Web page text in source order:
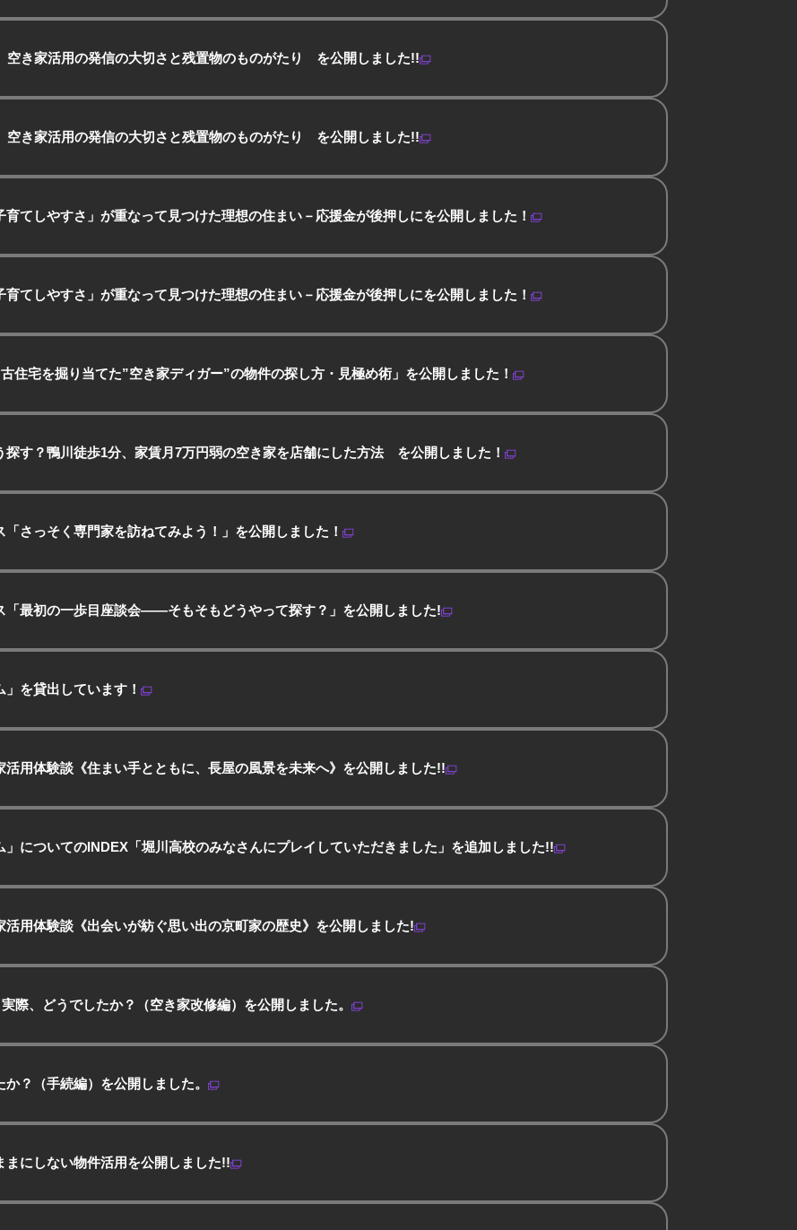
空き家活用の発信の大切さと残置物のものがたり を公開しました!!
空き家活用の発信の大切さと残置物のものがたり を公開しました!!
育てしやすさ」が重なって見つけた理想の住まい－応援金が後押しにを公開しました！
育てしやすさ」が重なって見つけた理想の住まい－応援金が後押しにを公開しました！
住宅を掘り当てた”空き家ディガー”の物件の探し方・見極め術」を公開しました！
探す？鴨川徒歩1分、家賃月7万円弱の空き家を店舗にした方法 を公開しました！
「さっそく専門家を訪ねてみよう！」を公開しました！
「最初の一歩目座談会——そもそもどうやって探す？」を公開しました!
」を貸出しています！
用体験談《住まい手とともに、長屋の風景を未来へ》を公開しました!!
」についてのINDEX「堀川高校のみなさんにプレイしていただきました」を追加しました!!
用体験談《出会いが紡ぐ思い出の京町家の歴史》を公開しました!
、どうでしたか？（空き家改修編）を公開しました。
？（手続編）を公開しました。
にしない物件活用を公開しました!!